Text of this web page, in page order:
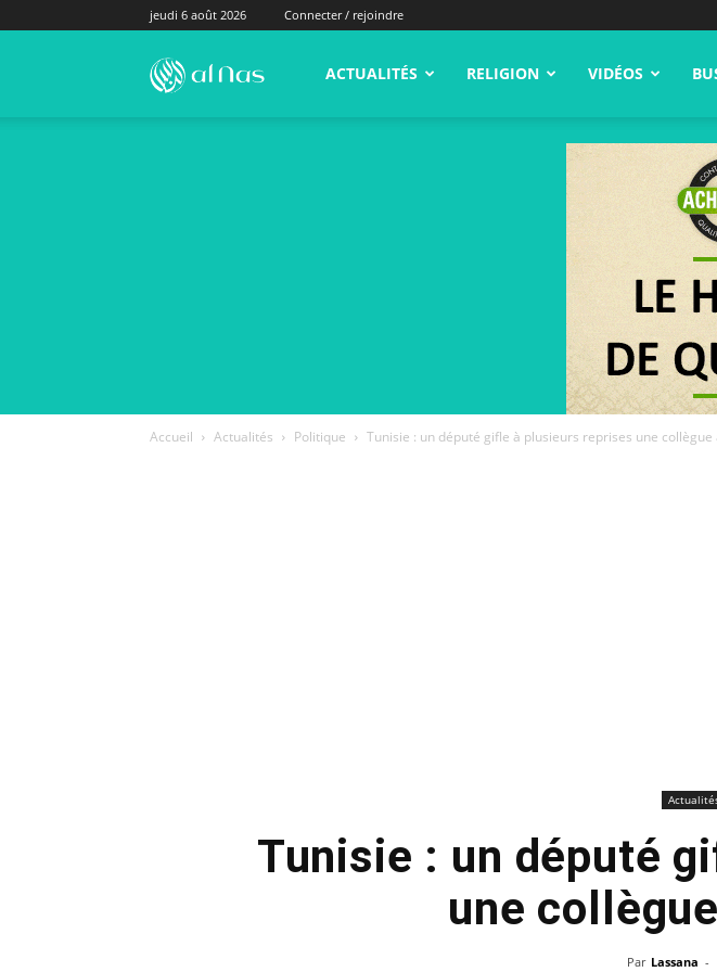
jeudi 6 août 2026 Connecter / rejoindre
alNas.fr ACTUALITÉS RELIGION VIDÉOS
Accueil Actualités Politique Tunisie : un député gifle à plusieurs reprises une
Tunisie : un député
une
Par Lassana -